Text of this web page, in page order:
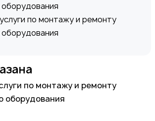
по монтажу и ремонту
оборудования